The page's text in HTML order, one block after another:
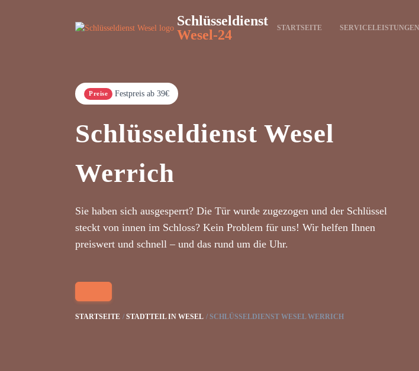
Schlüsseldienst
Wesel-24
STARTSEITE SERVICELEISTUNGEN
Preise Festpreis ab 39€
Schlüsseldienst Wesel
Werrich
Sie haben sich ausgesperrt? Die Tür wurde zugezogen und der Schlüssel
steckt von innen im Schloss? Kein Problem für uns! Wir helfen Ihnen
preiswert und schnell – und das rund um die Uhr.
STARTSEITE STADTTEIL IN WESEL SCHLÜSSELDIENST WESEL WERRICH